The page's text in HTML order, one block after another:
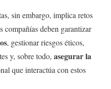
sin embargo, implica retos
compañías deben garantizar
, gestionar riesgos éticos,
y, sobre todo, asegurar la
que interactúa con estos